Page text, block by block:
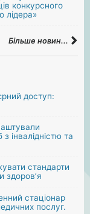
конкурсного
лідера»
Більше новин...
доступ:
інвалідністю та
стандарти
здоров’я
стаціонар
послуг.